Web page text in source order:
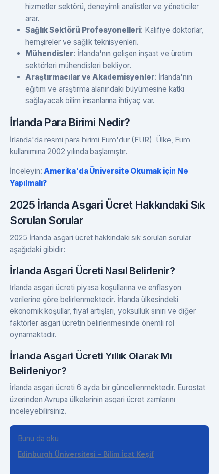
hizmetler sektörü, deneyimli analistler ve yöneticiler
arar.
Sağlık Sektörü Profesyonelleri: Kalifiye doktorlar,
hemşireler ve sağlık teknisyenleri.
Mühendisler: İrlanda'nın gelişen inşaat ve üretim
sektörleri mühendisleri bekliyor.
Araştırmacılar ve Akademisyenler: İrlanda'nın
eğitim ve araştırma alanındaki büyümesine katkı
sağlayacak bilim insanlarına ihtiyaç var.
İrlanda Para Birimi Nedir?
İrlanda'da resmi para birimi Euro'dur (EUR). Ülke, Euro
kullanımına 2002 yılında başlamıştır.
İnceleyin: Amerika'da Üniversite Okumak için Ne
Yapılmalı?
2025 İrlanda Asgari Ücret Hakkındaki Sık
Sorulan Sorular
2025 İrlanda asgari ücret hakkındaki sık sorulan sorular
aşağıdaki gibidir:
İrlanda Asgari Ücreti Nasıl Belirlenir?
İrlanda asgari ücreti piyasa koşullarına ve enflasyon
verilerine göre belirlenmektedir. İrlanda ülkesindeki
ekonomik koşullar, fiyat artışları, yoksulluk sınırı ve diğer
faktörler asgari ücretin belirlenmesinde önemli rol
oynamaktadır.
İrlanda Asgari Ücreti Yıllık Olarak Mı
Belirleniyor?
İrlanda asgari ücreti 6 ayda bir güncellenmektedir. Eurostat
üzerinden Avrupa ülkelerinin asgari ücret zamlarını
inceleyebilirsiniz.
Bunu da oku
Edinburgh Üniversitesi - Bilim İcat Keşif